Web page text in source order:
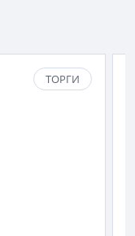
ТОРГИ